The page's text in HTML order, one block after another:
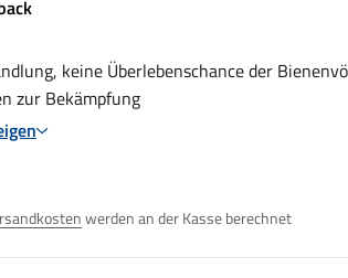
keine Überlebenschance der
zur Bekämpfung
werden an der Kasse berechnet